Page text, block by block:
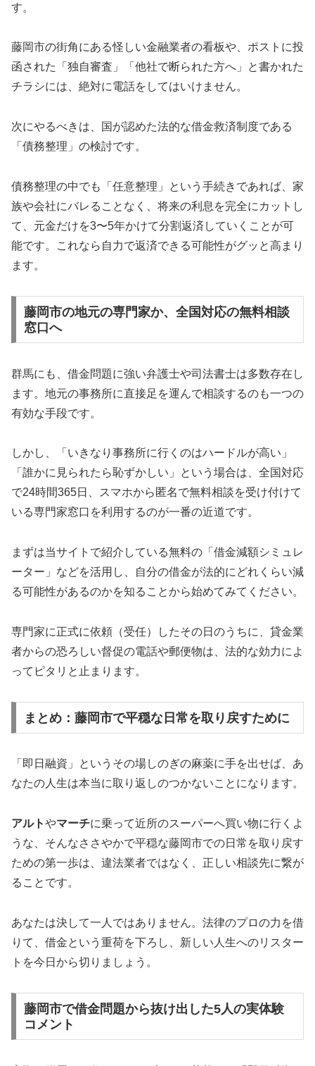
す。
藤岡市の街角にある怪しい金融業者の看板や、ポストに投
函された「独自審査」「他社で断られた方へ」と書かれた
チラシには、絶対に電話をしてはいけません。
次にやるべきは、国が認めた法的な借金救済制度である
「債務整理」の検討です。
債務整理の中でも「任意整理」という手続きであれば、家
族や会社にバレることなく、将来の利息を完全にカットし
て、元金だけを3〜5年かけて分割返済していくことが可
能です。これなら自力で返済できる可能性がグッと高まり
ます。
藤岡市の地元の専門家か、全国対応の無料相談
窓口へ
群馬にも、借金問題に強い弁護士や司法書士は多数存在し
ます。地元の事務所に直接足を運んで相談するのも一つの
有効な手段です。
しかし、「いきなり事務所に行くのはハードルが高い」
「誰かに見られたら恥ずかしい」という場合は、全国対応
で24時間365日、スマホから匿名で無料相談を受け付けて
いる専門家窓口を利用するのが一番の近道です。
まずは当サイトで紹介している無料の「借金減額シミュレ
ーター」などを活用し、自分の借金が法的にどれくらい減
る可能性があるのかを知ることから始めてみてください。
専門家に正式に依頼（受任）したその日のうちに、貸金業
者からの恐ろしい督促の電話や郵便物は、法的な効力によ
ってピタリと止まります。
まとめ：藤岡市で平穏な日常を取り戻すために
「即日融資」というその場しのぎの麻薬に手を出せば、あ
なたの人生は本当に取り返しのつかないことになります。
アルトやマーチに乗って近所のスーパーへ買い物に行くよ
うな、そんなささやかで平穏な藤岡市での日常を取り戻す
ための第一歩は、違法業者ではなく、正しい相談先に繋が
ることです。
あなたは決して一人ではありません。法律のプロの力を借
りて、借金という重荷を下ろし、新しい人生へのリスター
トを今日から切りましょう。
藤岡市で借金問題から抜け出した5人の実体験
コメント